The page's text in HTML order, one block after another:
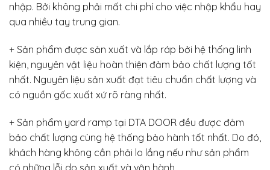
nhập. Bởi không phải mất chi phí cho việc nhập khẩu hay
qua nhiều tay trung gian.
+ Sản phẩm được sản xuất và lắp ráp bởi hệ thống linh
kiện, nguyên vật liệu hoàn thiện đảm bảo chất lượng tốt
nhất. Nguyên liệu sản xuất đạt tiêu chuẩn chất lượng và
có nguồn gốc xuất xứ rõ ràng nhất.
+ Sản phẩm yard ramp tại DTA DOOR đều được đảm
bảo chất lượng cùng hệ thống bảo hành tốt nhất. Do đó,
khách hàng không cần phải lo lắng nếu như sản phẩm